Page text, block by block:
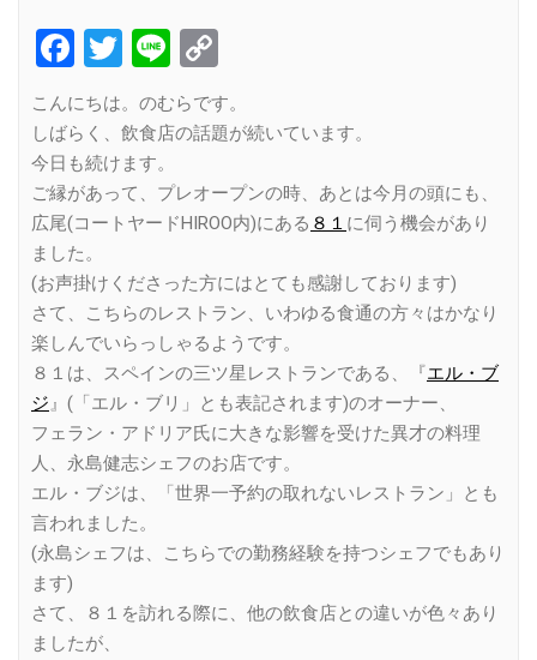
Facebook
Twitter
Line
Link
こんにちは。のむらです。
しばらく、飲食店の話題が続いています。
今日も続けます。
ご縁があって、プレオープンの時、あとは今月の頭にも、
広尾(コートヤードHIROO内)にある ８１ に伺う機会があり
ました。
(お声掛けくださった方にはとても感謝しております)
さて、こちらのレストラン、いわゆる食通の方々はかなり
楽しんでいらっしゃるようです。
８１は、スペインの三ツ星レストランである、『エル・ブ
ジ 』(「エル・ブリ」とも表記されます)のオーナー、
フェラン・アドリア氏に大きな影響を受けた異才の料理
人、永島健志シェフのお店です。
エル・ブジは、「世界一予約の取れないレストラン」とも
言われました。
(永島シェフは、こちらでの勤務経験を持つシェフでもあり
ます)
さて、８１を訪れる際に、他の飲食店との違いが色々あり
ましたが、